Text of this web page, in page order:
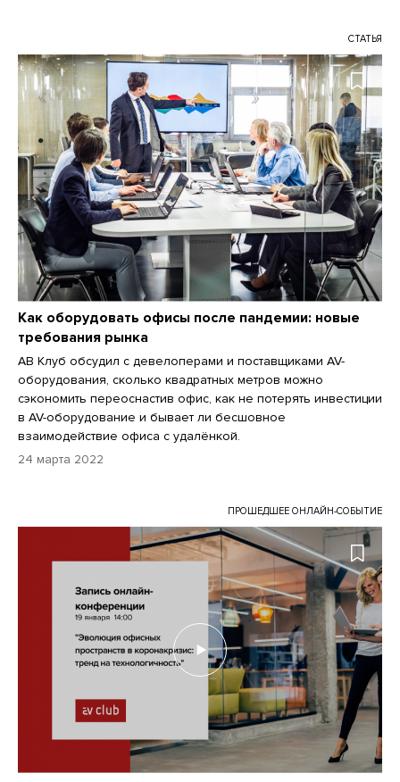
СТАТЬЯ
Как оборудовать офисы после пандемии: новые
требования рынка
АВ Клуб обсудил с девелоперами и поставщиками AV-
оборудования, сколько квадратных метров можно
сэкономить переоснастив офис, как не потерять инвестиции
в AV-оборудование и бывает ли бесшовное
взаимодействие офиса с удалёнкой.
24 марта 2022
ПРОШЕДШЕЕ ОНЛАЙН-СОБЫТИЕ